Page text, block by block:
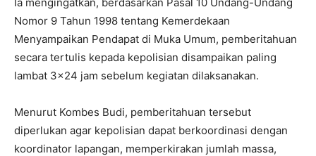
Nomor 9 Tahun 1998 tentang Kemerdekaan
Menyampaikan Pendapat di Muka Umum, pemberitahuan
secara tertulis kepada kepolisian disampaikan paling
lambat 3×24 jam sebelum kegiatan dilaksanakan.
Menurut Kombes Budi, pemberitahuan tersebut
diperlukan agar kepolisian dapat berkoordinasi dengan
koordinator lapangan, memperkirakan jumlah massa,